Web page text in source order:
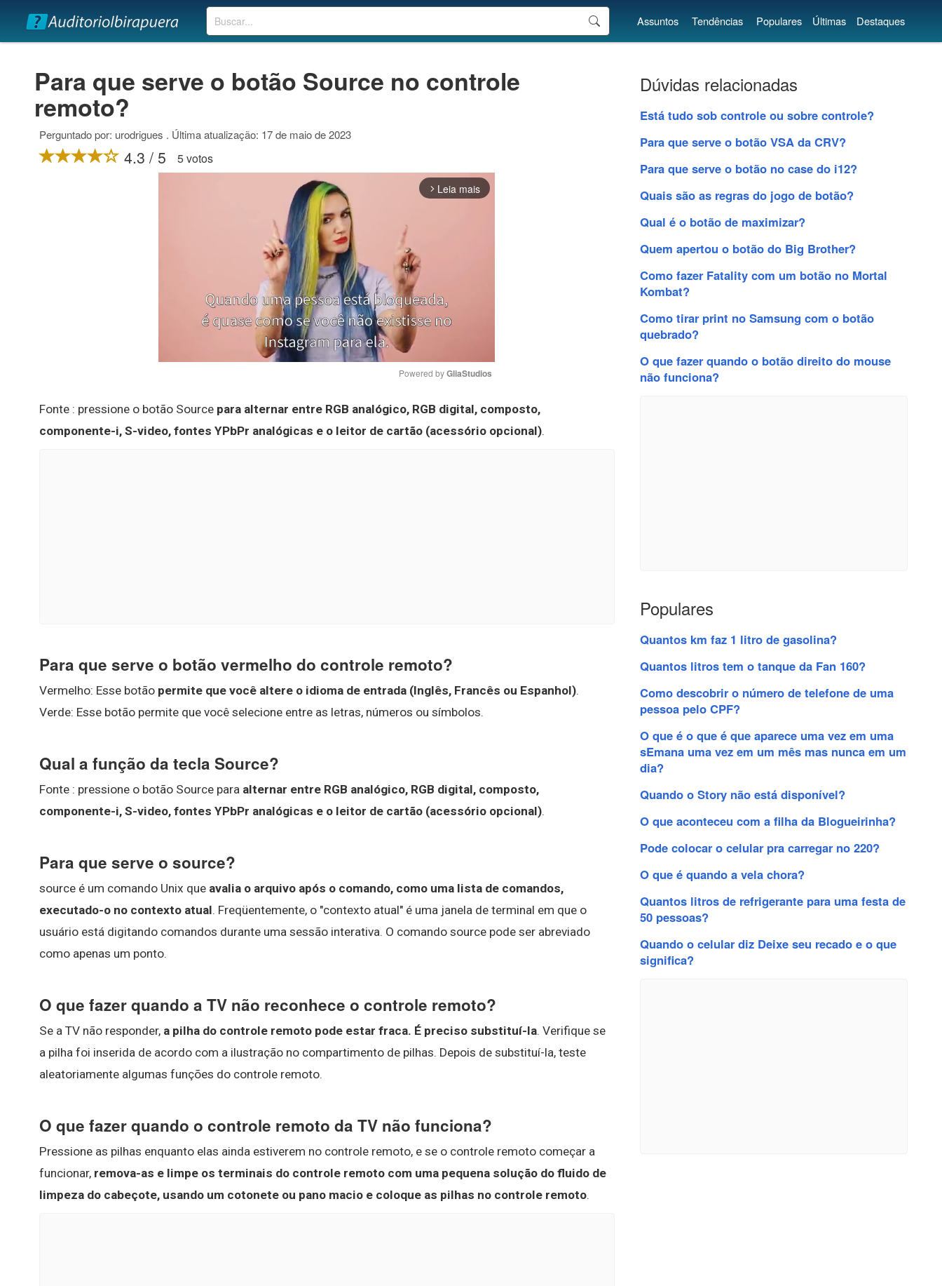
Buscar Assuntos Tendências Populares Últimas Destaques
Para que serve o botão Source no controle
remoto?
Perguntado por: urodrigues . Última atualização: 17 de maio de 2023
4.3 / 5 5 votos
arrow_forward_ios Leia mais
Mute
Powered by GliaStudios
Fonte : pressione o botão Source para alternar entre RGB analógico, RGB digital, composto,
componente-i, S-video, fontes YPbPr analógicas e o leitor de cartão (acessório opcional).
Para que serve o botão vermelho do controle remoto?
Vermelho: Esse botão permite que você altere o idioma de entrada (Inglês, Francês ou Espanhol).
Verde: Esse botão permite que você selecione entre as letras, números ou símbolos.
Qual a função da tecla Source?
Fonte : pressione o botão Source para alternar entre RGB analógico, RGB digital, composto,
componente-i, S-video, fontes YPbPr analógicas e o leitor de cartão (acessório opcional).
Para que serve o source?
source é um comando Unix que avalia o arquivo após o comando, como uma lista de comandos,
executado-o no contexto atual. Freqüentemente, o "contexto atual" é uma janela de terminal em que o
usuário está digitando comandos durante uma sessão interativa. O comando source pode ser abreviado
como apenas um ponto.
O que fazer quando a TV não reconhece o controle remoto?
Se a TV não responder, a pilha do controle remoto pode estar fraca. É preciso substituí-la. Verifique se
a pilha foi inserida de acordo com a ilustração no compartimento de pilhas. Depois de substituí-la, teste
aleatoriamente algumas funções do controle remoto.
O que fazer quando o controle remoto da TV não funciona?
Pressione as pilhas enquanto elas ainda estiverem no controle remoto, e se o controle remoto começar a
funcionar, remova-as e limpe os terminais do controle remoto com uma pequena solução do fluido de
limpeza do cabeçote, usando um cotonete ou pano macio e coloque as pilhas no controle remoto.
Dúvidas relacionadas
Está tudo sob controle ou sobre controle?
Para que serve o botão VSA da CRV?
Para que serve o botão no case do i12?
Quais são as regras do jogo de botão?
Qual é o botão de maximizar?
Quem apertou o botão do Big Brother?
Como fazer Fatality com um botão no Mortal
Kombat?
Como tirar print no Samsung com o botão
quebrado?
O que fazer quando o botão direito do mouse
não funciona?
Populares
Quantos km faz 1 litro de gasolina?
Quantos litros tem o tanque da Fan 160?
Como descobrir o número de telefone de uma
pessoa pelo CPF?
O que é o que é que aparece uma vez em uma
sEmana uma vez em um mês mas nunca em um
dia?
Quando o Story não está disponível?
O que aconteceu com a filha da Blogueirinha?
Pode colocar o celular pra carregar no 220?
O que é quando a vela chora?
Quantos litros de refrigerante para uma festa de
50 pessoas?
Quando o celular diz Deixe seu recado e o que
significa?